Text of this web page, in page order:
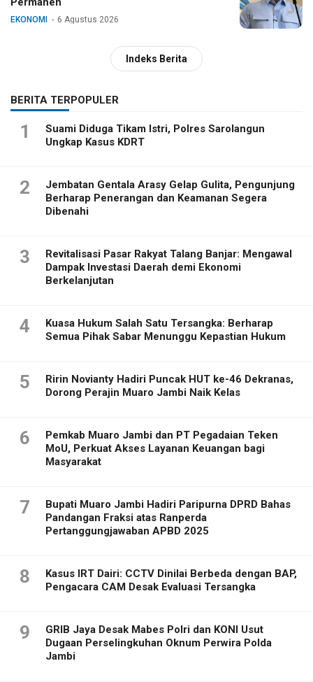
EKONOMI 6 Agustus 2026
Indeks Berita
BERITA TERPOPULER
1
Suami Diduga Tikam Istri, Polres Sarolangun
Ungkap Kasus KDRT
2
Jembatan Gentala Arasy Gelap Gulita, Pengunjung
Berharap Penerangan dan Keamanan Segera
Dibenahi
3
Revitalisasi Pasar Rakyat Talang Banjar: Mengawal
Dampak Investasi Daerah demi Ekonomi
Berkelanjutan
4
Kuasa Hukum Salah Satu Tersangka: Berharap
Semua Pihak Sabar Menunggu Kepastian Hukum
5
Ririn Novianty Hadiri Puncak HUT ke-46 Dekranas,
Dorong Perajin Muaro Jambi Naik Kelas
6
Pemkab Muaro Jambi dan PT Pegadaian Teken
MoU, Perkuat Akses Layanan Keuangan bagi
Masyarakat
7
Bupati Muaro Jambi Hadiri Paripurna DPRD Bahas
Pandangan Fraksi atas Ranperda
Pertanggungjawaban APBD 2025
8
Kasus IRT Dairi: CCTV Dinilai Berbeda dengan BAP,
Pengacara CAM Desak Evaluasi Tersangka
9
GRIB Jaya Desak Mabes Polri dan KONI Usut
Dugaan Perselingkuhan Oknum Perwira Polda
Jambi